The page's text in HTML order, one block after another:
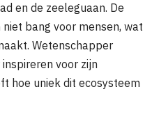
en de zeeleguaan. De
bang voor mensen, wat
Wetenschapper
voor zijn
hoe uniek dit ecosysteem